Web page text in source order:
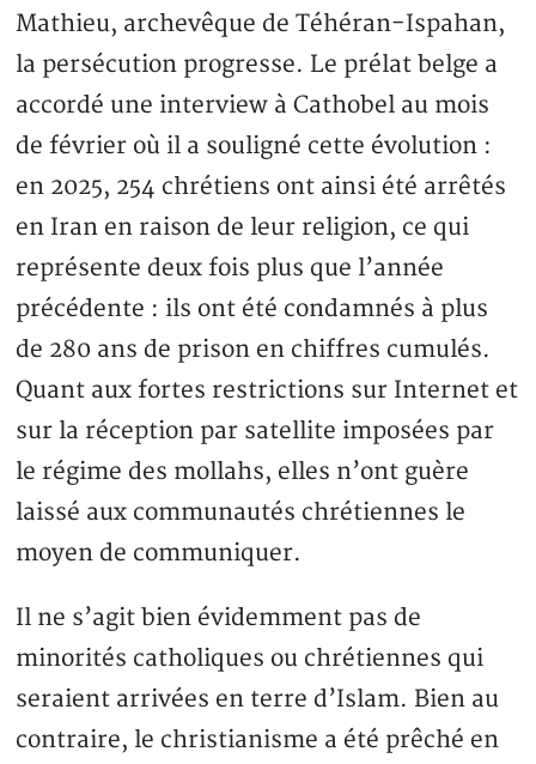
Mathieu, archevêque de Téhéran-Ispahan,
la persécution progresse. Le prélat belge a
accordé une interview à Cathobel au mois
de février où il a souligné cette évolution :
en 2025, 254 chrétiens ont ainsi été arrêtés
en Iran en raison de leur religion, ce qui
représente deux fois plus que l’année
précédente : ils ont été condamnés à plus
de 280 ans de prison en chiffres cumulés.
Quant aux fortes restrictions sur Internet et
sur la réception par satellite imposées par
le régime des mollahs, elles n’ont guère
laissé aux communautés chrétiennes le
moyen de communiquer.
Il ne s’agit bien évidemment pas de
minorités catholiques ou chrétiennes qui
seraient arrivées en terre d’Islam. Bien au
contraire, le christianisme a été prêché en